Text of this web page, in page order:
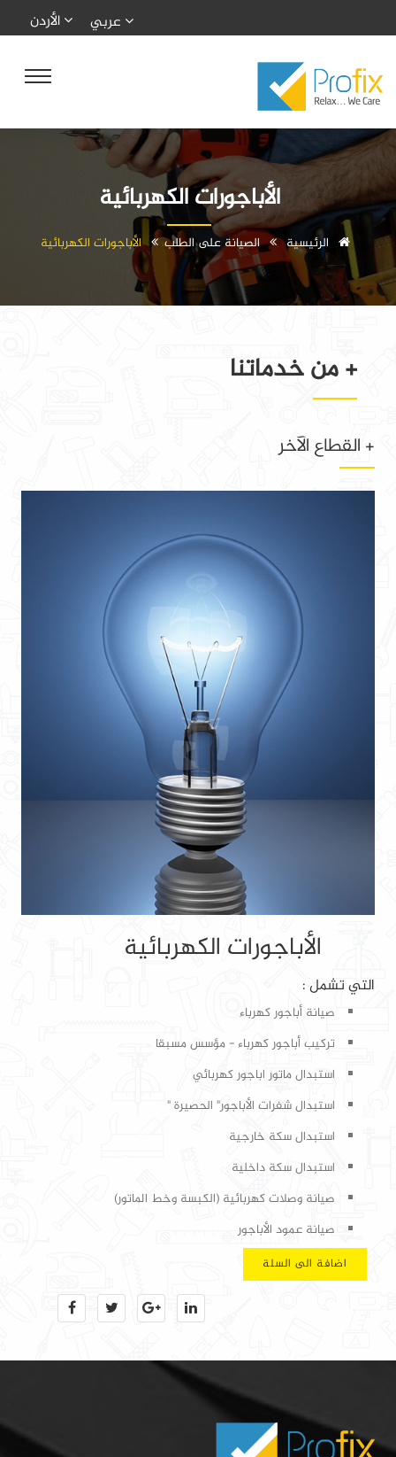
الأباجورات الكهربائية
الرئيسية الصيانة على الطلب الأباجورات الكهربائية
+ من خدماتنا
+ القطاع الآخر
الأباجورات الكهربائية
التي تشمل :
صيانة أباجور كهرباء
تركيب أباجور كهرباء - مؤسس مسبقا
استبدال ماتور اباجور كهربائي
استبدال شفرات الأباجور" الحصيرة "
استبدال سكة خارجية
استبدال سكة داخلية
صيانة وصلات كهربائية (الكبسة وخط الماتور)
صيانة عمود الأباجور
اضافة الى السلة